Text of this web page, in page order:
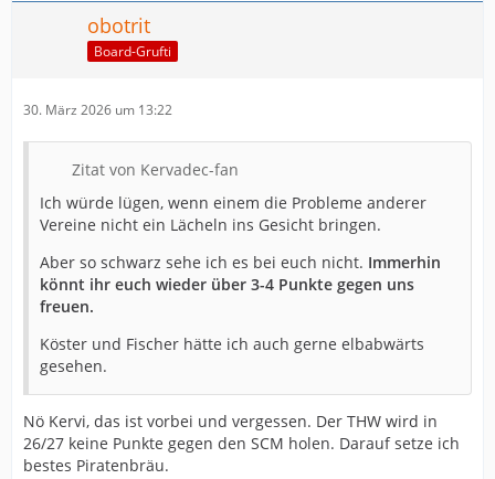
obotrit
Board-Grufti
30. März 2026 um 13:22
Zitat von Kervadec-fan
Ich würde lügen, wenn einem die Probleme anderer
Vereine nicht ein Lächeln ins Gesicht bringen.
Aber so schwarz sehe ich es bei euch nicht. Immerhin
könnt ihr euch wieder über 3-4 Punkte gegen uns
freuen.
Köster und Fischer hätte ich auch gerne elbabwärts
gesehen.
Nö Kervi, das ist vorbei und vergessen. Der THW wird in
26/27 keine Punkte gegen den SCM holen. Darauf setze ich
bestes Piratenbräu.